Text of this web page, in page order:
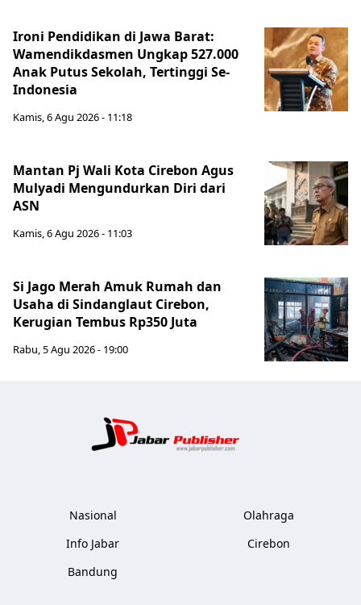
Ironi Pendidikan di Jawa Barat:
Wamendikdasmen Ungkap 527.000
Anak Putus Sekolah, Tertinggi Se-
Indonesia
Kamis, 6 Agu 2026 - 11:18
Mantan Pj Wali Kota Cirebon Agus
Mulyadi Mengundurkan Diri dari
ASN
Kamis, 6 Agu 2026 - 11:03
Si Jago Merah Amuk Rumah dan
Usaha di Sindanglaut Cirebon,
Kerugian Tembus Rp350 Juta
Rabu, 5 Agu 2026 - 19:00
Nasional
Info Jabar
Bandung
Olahraga
Cirebon